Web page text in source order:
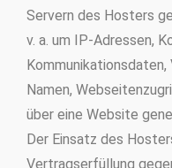
Servern des Hosters
v. a. um IP-Adressen,
Namen,
über eine Website
Der Einsatz des
Vertragserfüllung